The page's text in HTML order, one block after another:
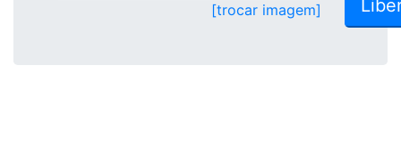
[trocar imagem]